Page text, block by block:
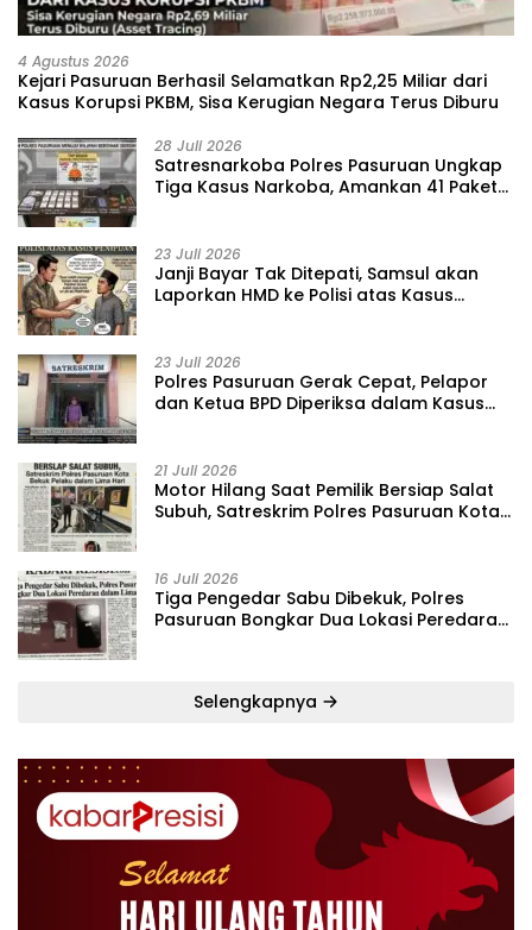
4 Agustus 2026
Kejari Pasuruan Berhasil Selamatkan Rp2,25 Miliar dari
Kasus Korupsi PKBM, Sisa Kerugian Negara Terus Diburu
28 Juli 2026
‎Satresnarkoba Polres Pasuruan Ungkap
Tiga Kasus Narkoba, Amankan 41 Paket
23 Juli 2026
‎Janji Bayar Tak Ditepati, Samsul akan
Laporkan HMD ke Polisi atas Kasus
23 Juli 2026
‎Polres Pasuruan Gerak Cepat, Pelapor
dan Ketua BPD Diperiksa dalam Kasus
21 Juli 2026
‎Motor Hilang Saat Pemilik Bersiap Salat
Subuh, Satreskrim Polres Pasuruan Kota
16 Juli 2026
Tiga Pengedar Sabu Dibekuk, Polres
Pasuruan Bongkar Dua Lokasi Peredaran
Selengkapnya